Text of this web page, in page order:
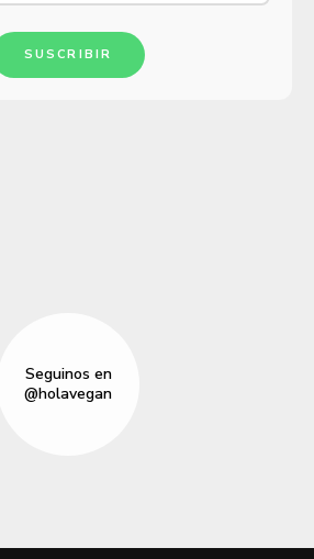
SUSCRIBIR
Seguinos en
@holavegan